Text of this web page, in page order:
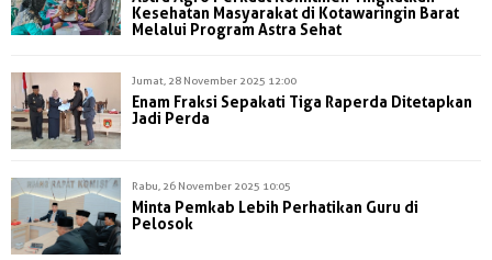
Kesehatan Masyarakat di Kotawaringin Barat
Melalui Program Astra Sehat
Jumat, 28 November 2025 12:00
Enam Fraksi Sepakati Tiga Raperda Ditetapkan
Jadi Perda
Rabu, 26 November 2025 10:05
Minta Pemkab Lebih Perhatikan Guru di
Pelosok